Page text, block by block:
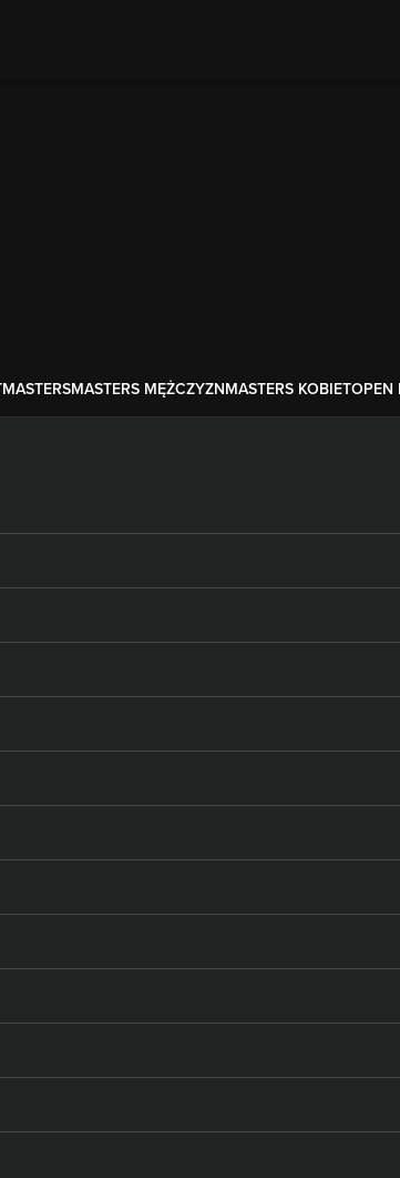
MASTERSMASTERS MĘŻCZYZNMASTERS KOBIETOPEN